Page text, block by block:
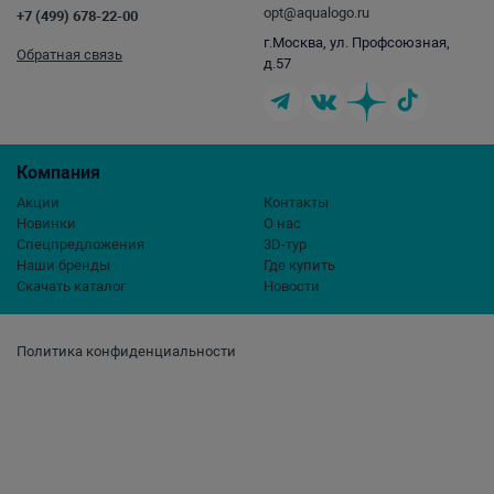
Политика конфиденциальности
Компания
Акции
Новинки
Спецпредложения
Наши бренды
Скачать каталог
Контакты
О нас
3D-тур
Где купить
Новости
+7 (499) 678-22-00
Обратная связь
opt@aqualogo.ru
г.Москва, ул. Профсоюзная,
д.57